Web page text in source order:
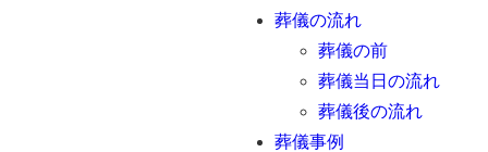
葬儀の流れ
葬儀の前
葬儀当日の流れ
葬儀後の流れ
葬儀事例